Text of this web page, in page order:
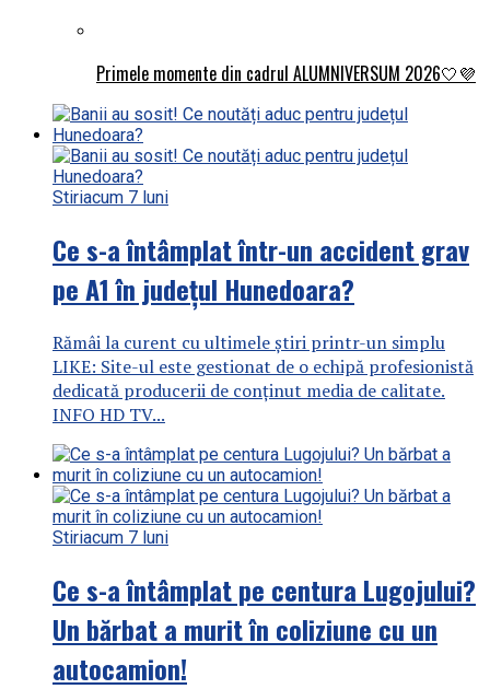
Primele momente din cadrul ALUMNIVERSUM 2026🤍💜
Stiriacum 7 luni
Ce s-a întâmplat într-un accident grav
pe A1 în județul Hunedoara?
Rămâi la curent cu ultimele știri printr-un simplu
LIKE: Site-ul este gestionat de o echipă profesionistă
dedicată producerii de conținut media de calitate.
INFO HD TV...
Stiriacum 7 luni
Ce s-a întâmplat pe centura Lugojului?
Un bărbat a murit în coliziune cu un
autocamion!